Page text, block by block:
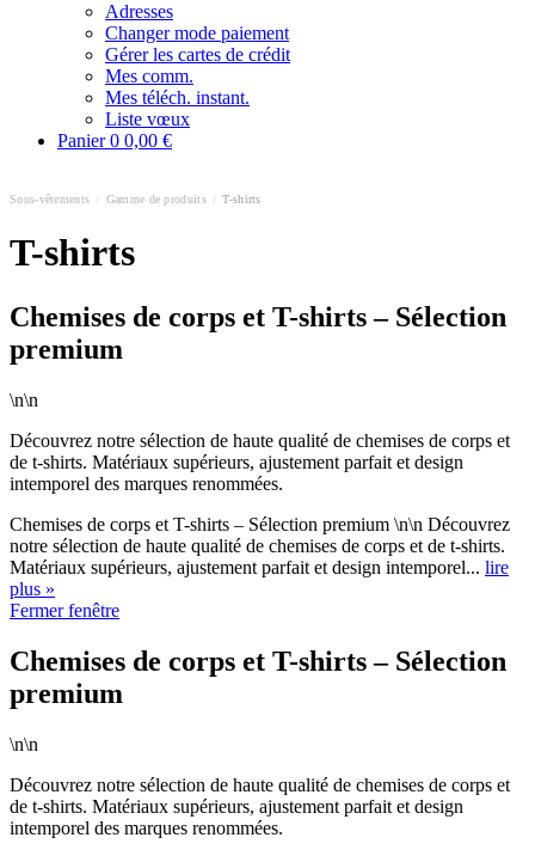
Adresses
Changer mode paiement
Gérer les cartes de crédit
Mes comm.
Mes téléch. instant.
Liste vœux
Panier0 0,00 €
Sous-vêtements Gamme de produits T-shirts
T-shirts
Chemises de corps et T-shirts – Sélection
premium
\n\n
Découvrez notre sélection de haute qualité de chemises de corps et
de t-shirts. Matériaux supérieurs, ajustement parfait et design
intemporel des marques renommées.
Chemises de corps et T-shirts – Sélection premium \n\n Découvrez
notre sélection de haute qualité de chemises de corps et de t-shirts.
Matériaux supérieurs, ajustement parfait et design intemporel... lire
plus »
Fermer fenêtre
Chemises de corps et T-shirts – Sélection
premium
\n\n
Découvrez notre sélection de haute qualité de chemises de corps et
de t-shirts. Matériaux supérieurs, ajustement parfait et design
intemporel des marques renommées.